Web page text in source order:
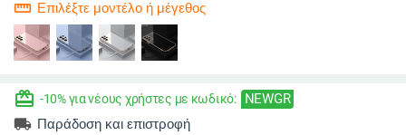
straighten Επιλέξτε μοντέλο ή μέγεθος
redeem -10% για νέους χρήστες με κωδικό: NEWGR
local_shipping Παράδοση και επιστροφή